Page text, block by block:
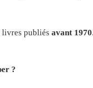
livres publiés avant 1970.
?